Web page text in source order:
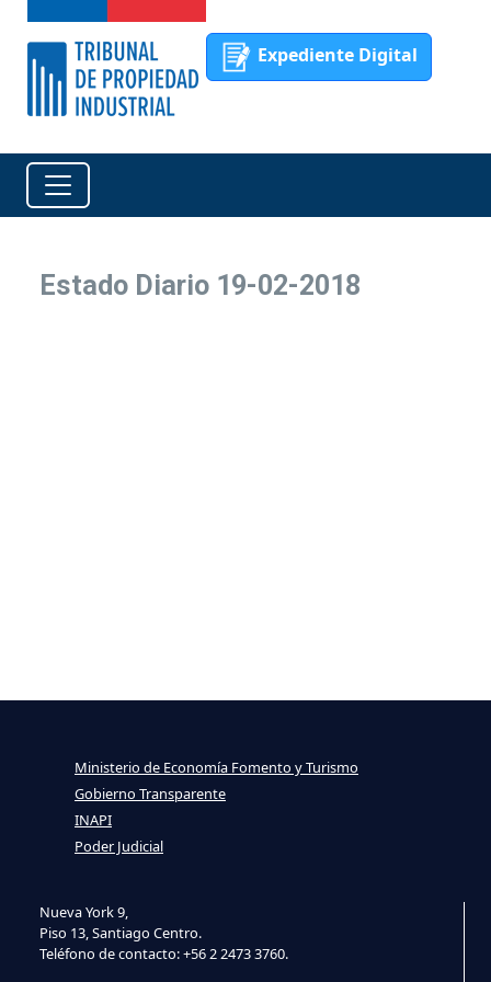
Expediente Digital
Estado Diario 19-02-2018
Nueva York 9,
Piso 13, Santiago Centro.
Teléfono de contacto: +56 2 2473 3760.
Ministerio de Economía Fomento y Turismo
Gobierno Transparente
INAPI
Poder Judicial